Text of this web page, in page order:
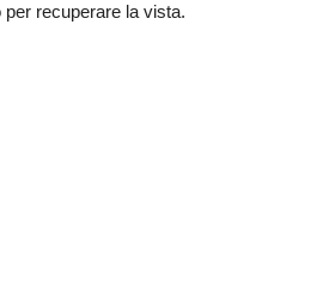
per recuperare la vista.